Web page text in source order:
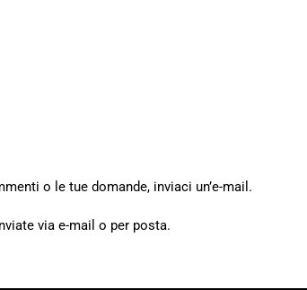
o le tue domande, inviaci un’e-mail.
via e-mail o per posta.